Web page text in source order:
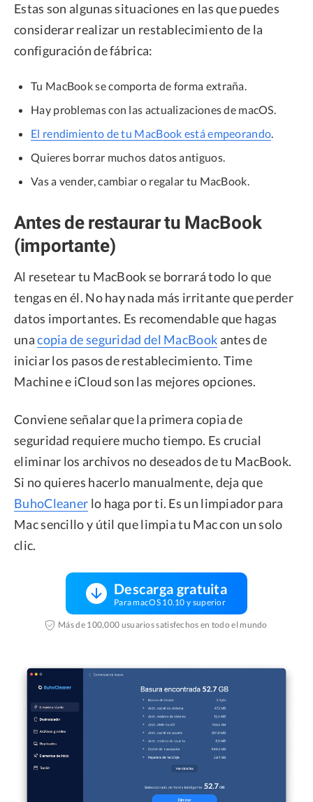
Estas son algunas situaciones en las que puedes
considerar realizar un restablecimiento de la
configuración de fábrica:
Tu MacBook se comporta de forma extraña.
Hay problemas con las actualizaciones de macOS.
El rendimiento de tu MacBook está empeorando.
Quieres borrar muchos datos antiguos.
Vas a vender, cambiar o regalar tu MacBook.
Antes de restaurar tu MacBook
(importante)
Al resetear tu MacBook se borrará todo lo que
tengas en él. No hay nada más irritante que perder
datos importantes. Es recomendable que hagas
unacopia de seguridad del MacBookantes de
iniciar los pasos de restablecimiento. Time
Machine e iCloud son las mejores opciones.
Conviene señalar que la primera copia de
seguridad requiere mucho tiempo. Es crucial
eliminar los archivos no deseados de tu MacBook.
Si no quieres hacerlo manualmente, deja que
BuhoCleaner lo haga por ti. Es un limpiador para
Mac sencillo y útil que limpia tu Mac con un solo
clic.
Descarga gratuita
Para macOS 10.10 y superior
Más de 100,000 usuarios satisfechos en todo el mundo